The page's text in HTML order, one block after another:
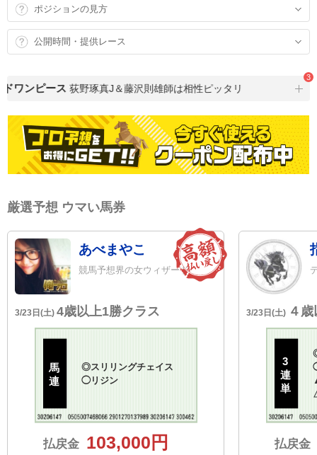
ポジションの見方
公開時間・提供レース
ワンピース 荻野琢真J＆藤沢則雄師は相性ピッタリ
3
厳選予想 ウマい馬券
あべまやこ
競馬予想界の女ウィザード
3/23日(土) 4歳以上1勝クラス
馬
連
◎スリリングチェイス
◯リジン
払戻金 103,000円
3/23日(土) ４
3
連
単
払戻金